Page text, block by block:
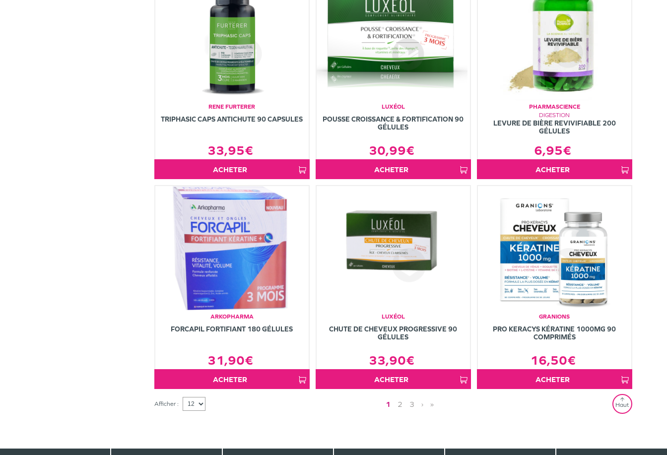
RENE FURTERER
TRIPHASIC CAPS ANTICHUTE 90 CAPSULES
33,95€
ACHETER
LUXÉOL
POUSSE CROISSANCE & FORTIFICATION 90
GÉLULES
30,99€
ACHETER
PHARMASCIENCE
DIGESTION
LEVURE DE BIÈRE REVIVIFIABLE 200
GÉLULES
6,95€
ACHETER
ARKOPHARMA
FORCAPIL FORTIFIANT 180 GÉLULES
31,90€
ACHETER
LUXÉOL
CHUTE DE CHEVEUX PROGRESSIVE 90
GÉLULES
33,90€
ACHETER
GRANIONS
PRO KERACYS KÉRATINE 1000MG 90
COMPRIMÉS
16,50€
ACHETER
Afficher : 1 2 3 › » Haut